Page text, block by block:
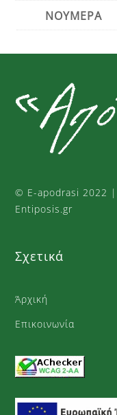
ΝΟΥΜΕΡΑ
© E-apodrasi 2022
Entiposis.gr
Σχετικά
Άρχική
Επικοινωνία